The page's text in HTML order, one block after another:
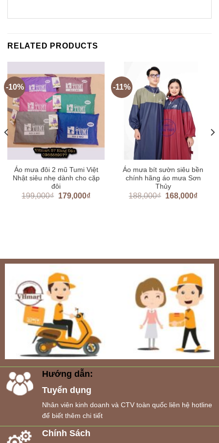
RELATED PRODUCTS
-10%
Áo mưa đôi 2 mũ Tumi Việt
Nhật siêu nhẹ dành cho cặp
đôi
199,000₫ 179,000₫
-11%
Áo mưa bít sườn siêu bền
chính hãng áo mưa Sơn
Thủy
188,000₫ 168,000₫
Hướng dẫn:
Tuyển dụng
Nhân viên kinh doanh và CTV toàn quốc liên hệ hotline
để biết thêm chi tiết
Chính Sách